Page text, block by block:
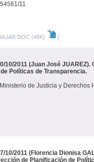
11
DOC (48K) |
10/2011 (Juan José
Políticas de Transparencia.
de Justicia y Derechos
10/2011 (Florencia Dionisa
de Planificación de